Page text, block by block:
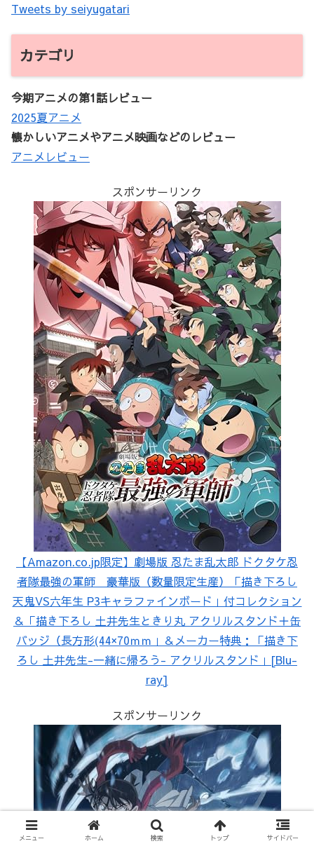
Tweets by seiyugatari
カテゴリ
今期アニメの第1話レビュー
2025夏アニメ
懐かしいアニメやアニメ映画などのレビュー
アニメレビュー
スポンサーリンク
【Amazon.co.jp限定】劇場版 忍たま乱太郎 ドクタケ忍
者隊最強の軍師 豪華版（数量限定生産）「描き下ろし
天鬼VS六年生 P3キャラファインボード」付コレクション
＆「描き下ろし 土井先生ときり丸 アクリルスタンド＋缶
バッジ（長方形(44×70ｍｍ」＆メーカー特典：「描き下
ろし 土井先生-一緒に帰ろう- アクリルスタンド」[Blu-
ray]
スポンサーリンク
メニュー ホーム 検索 トップ サイドバー